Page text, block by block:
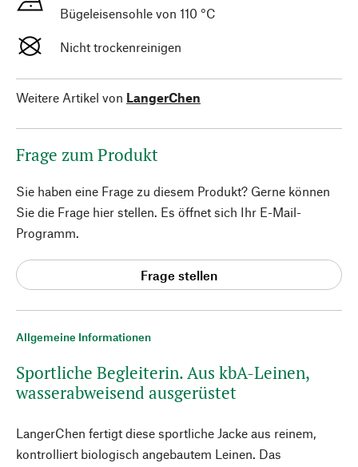
Allgemeine Informationen
Sportliche Begleiterin. Aus kbA-Leinen,
wasserabweisend ausgerüstet
LangerChen fertigt diese sportliche Jacke aus reinem,
kontrolliert biologisch angebautem Leinen. Das
Bügeleisensohle von 110 °C
Nicht trockenreinigen
Weitere Artikel von LangerChen
Frage zum Produkt
Sie haben eine Frage zu diesem Produkt? Gerne können
Sie die Frage hier stellen. Es öffnet sich Ihr E-Mail-
Programm.
Frage stellen